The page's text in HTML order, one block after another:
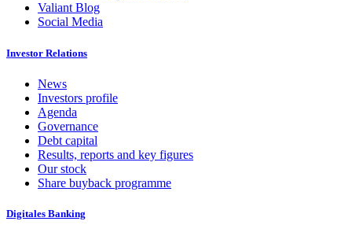
Valiant Blog
Social Media
Investor Relations
News
Investors profile
Agenda
Governance
Debt capital
Results, reports and key figures
Our stock
Share buyback programme
Digitales Banking